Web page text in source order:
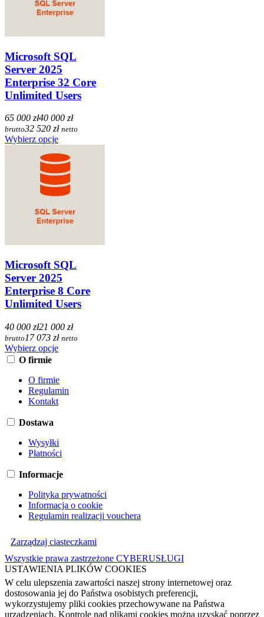
Microsoft SQL
Server 2025
Enterprise 32 Core
Unlimited Users
65 000 zł40 000 zł
brutto32 520 zł netto
Wybierz opcje
Microsoft SQL
Server 2025
Enterprise 8 Core
Unlimited Users
40 000 zł21 000 zł
brutto 17 073 zł netto
Wybierz opcje
O firmie
O firmie
Regulamin
Kontakt
Dostawa
Wysyłki
Płatności
Informacje
Polityka prywatności
Informacja o cookie
Regulamin realizacji vouchera
Zarządzaj ciasteczkami
Wszystkie prawa zastrzeżone CYBERUSŁUGI
USTAWIENIA PLIKÓW COOKIES
W celu ulepszenia zawartości naszej strony internetowej oraz
dostosowania jej do Państwa osobistych preferencji,
wykorzystujemy pliki cookies przechowywane na Państwa
urządzeniach. Kontrolę nad plikami cookies można uzyskać poprzez